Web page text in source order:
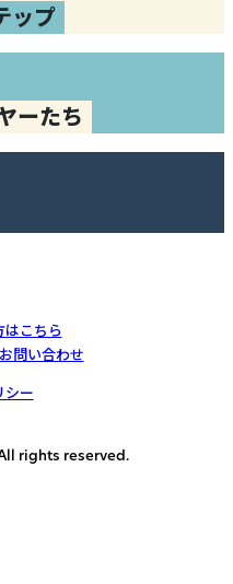
ップ
ーたち
はこちら
問い合わせ
シー
rights reserved.